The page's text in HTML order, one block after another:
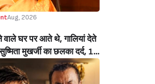
Aug, 2026
वाले घर पर आते थे, गालियां देते
मुखर्जी का छलका दर्द, 1
उतारने के लिए करनी पड़ी थी
बोलीं- ‘मैंने अपनी आत्मा बेच दी